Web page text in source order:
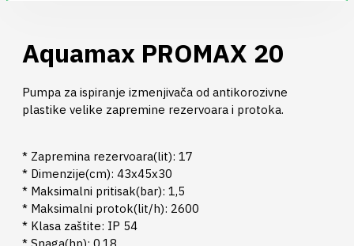
Aquamax PROMAX 20
Pumpa za ispiranje izmenjivača od antikorozivne
plastike velike zapremine rezervoara i protoka.
* Zapremina rezervoara(lit): 17
* Dimenzije(cm): 43x45x30
* Maksimalni pritisak(bar): 1,5
* Maksimalni protok(lit/h): 2600
* Klasa zaštite: IP 54